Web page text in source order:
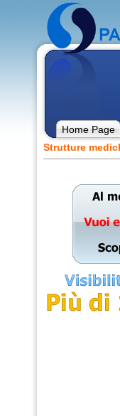
Home Page
Strutture